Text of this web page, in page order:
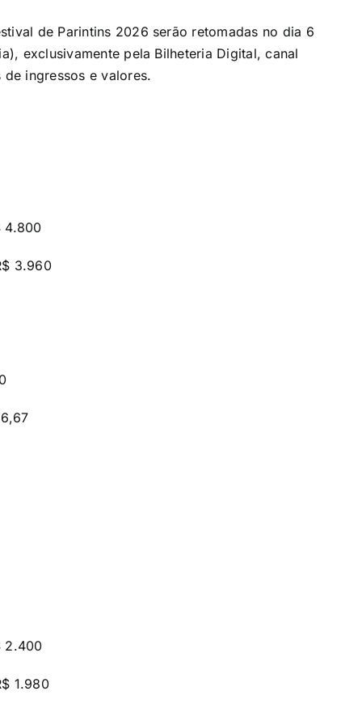
de Parintins 2026 serão retomadas no dia 6
exclusivamente pela Bilheteria Digital, canal
ingressos e valores.
4.800
3.960
2.400
1.980